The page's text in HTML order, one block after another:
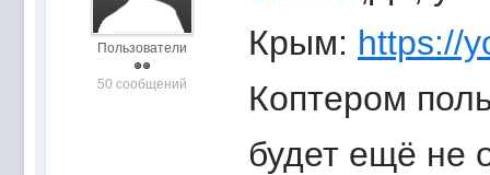
Пользователи
50 сообщений
Крым: https://
Коптером
будет ещё не